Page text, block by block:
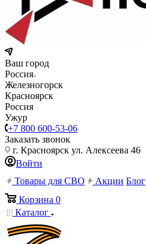
Ваш город
Россия
Железногорск
Красноярск
Россия
Ужур
+7 800 600-53-06
Заказать звонок
г. Красноярск ул. Алексеева 46
Войти
Товары для СВО
Акции Блог
Корзина 0
Каталог